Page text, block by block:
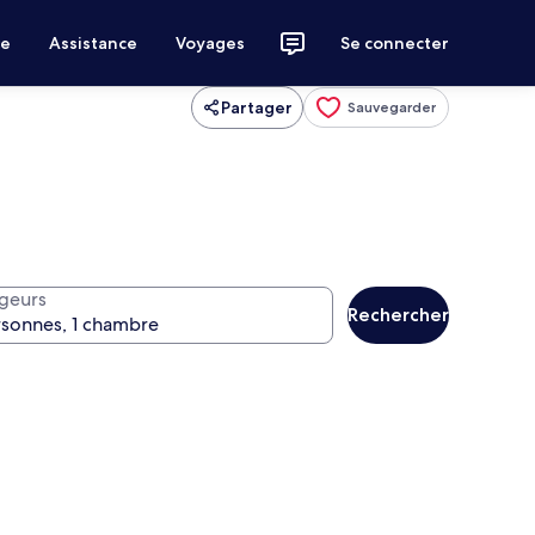
Assistance Voyages Se connecter
Partager Sauvegarder
Rechercher